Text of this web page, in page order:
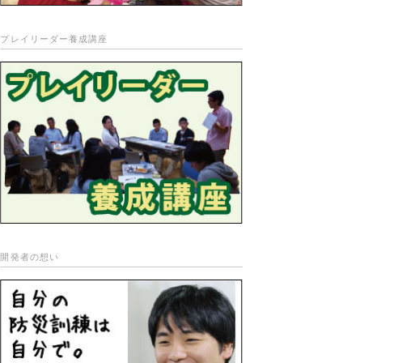
プレイリーダー養成講座
開発者の想い